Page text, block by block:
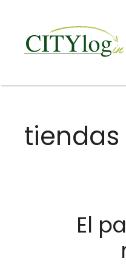
content
El